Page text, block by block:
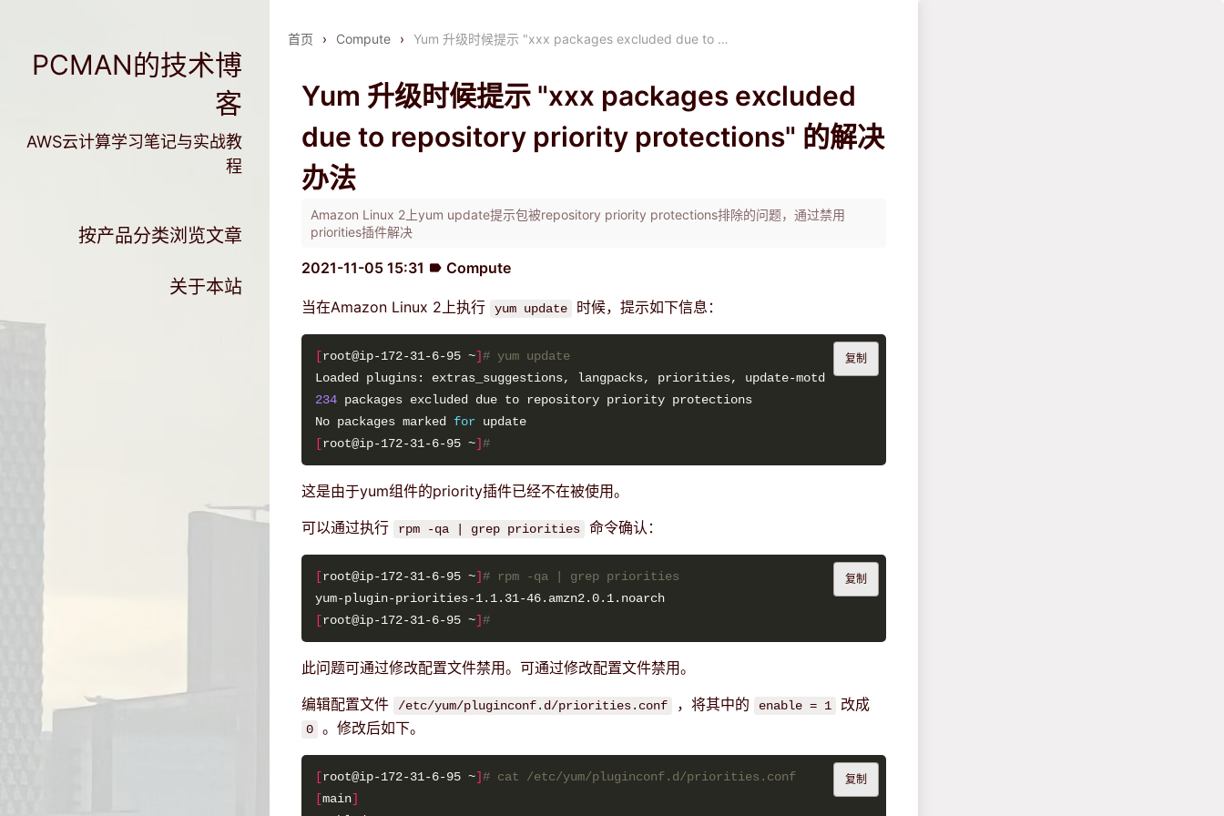
首页 › Compute › Yum 升级时候提示 "xxx packages excluded due to …
Yum 升级时候提示 "xxx packages excluded
due to repository priority protections" 的解决
办法
Amazon Linux 2上yum update提示包被repository priority protections排除的问题，通过禁用
priorities插件解决
2021-11-05 15:31 label Compute
当在Amazon Linux 2上执行 yum update 时候，提示如下信息：
[root@ip-172-31-6-95 ~]# yum update
234
packages excluded due to repository priority protections
No packages marked for
update
[root@ip-172-31-6-95 ~]#
复制
这是由于yum组件的priority插件已经不在被使用。
可以通过执行
rpm -qa | grep priorities 命令确认：
[root@ip-172-31-6-95 ~]# rpm -qa | grep priorities
yum-plugin-priorities-1.1.31-46.amzn2.0.1.noarch
[root@ip-172-31-6-95 ~]#
复制
此问题可通过修改配置文件禁用。可通过修改配置文件禁用。
编辑配置文件
/etc/yum/pluginconf.d/priorities.conf ，将其中的 enable = 1 改成
0 。修改后如下。
[root@ip-172-31-6-95 ~]# cat /etc/yum/pluginconf.d/priorities.conf
[main]
复制
PCMAN的技术博
客
AWS云计算学习笔记与实战教
程
按产品分类浏览文章
关于本站